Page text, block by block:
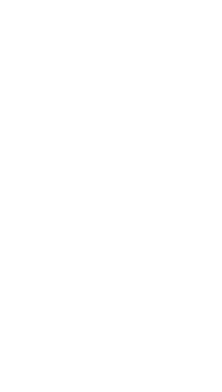
sur le territoire de